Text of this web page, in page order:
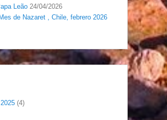
Leão 24/04/2026
de Nazaret , Chile, febrero 2026
(4)